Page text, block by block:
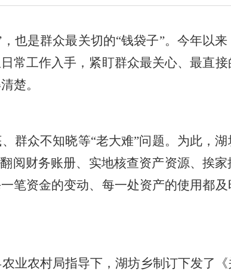
，也是群众最关切的“钱袋子”。今年以
常工作入手，紧盯群众最关心、最直接
楚。
群众不知晓等“老大难”问题。为此，
阅财务账册、实地核查资产资源、挨
笔资金的变动、每一处资产的使用都
业农村局指导下，湖坊乡制订下发了《